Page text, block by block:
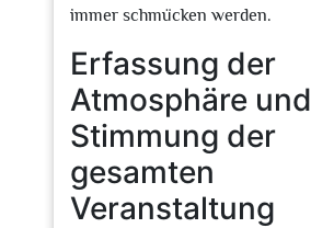
immer schmücken werden.
Erfassung der
Atmosphäre und
Stimmung der
gesamten
Veranstaltung